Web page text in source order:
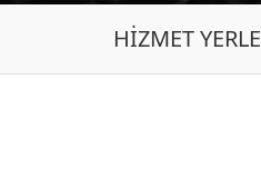
HIZMET